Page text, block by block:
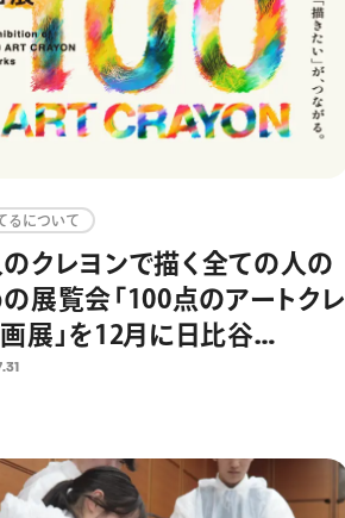
るについて
クレヨンで描く全ての人の
展覧会「100点のアートクレ
展」を12月に日比谷
で開催 8月8日(金)より